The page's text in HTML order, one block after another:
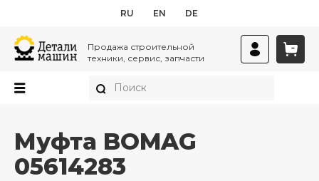
RU EN DE
Продажа строительной
техники, сервис, запчасти
Муфта BOMAG
05614283